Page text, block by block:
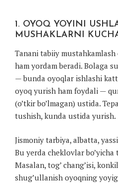
1. OYOQ YOYINI
MUSHAKLARNI
Tanani tabiiy
ham yordam beradi. Bolaga
— bunda oyoqlar ishlashi
oyoq yurish ham foydali —
(o’tkir bo’lmagan) ustida.
tushish, kunda ustida yurish.
Jismoniy tarbiya, albatta,
Bu yerda cheklovlar
Masalan, tog’ chang’isi,
shug’ullanish oyoqning